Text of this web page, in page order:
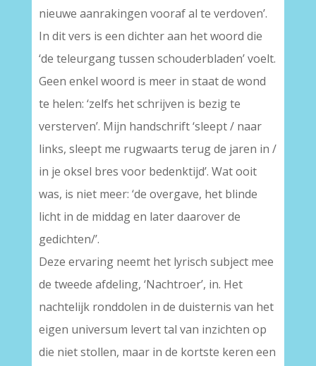
nieuwe aanrakingen vooraf al te verdoven’.
In dit vers is een dichter aan het woord die
‘de teleurgang tussen schouderbladen’ voelt.
Geen enkel woord is meer in staat de wond
te helen: ‘zelfs het schrijven is bezig te
versterven’. Mijn handschrift ‘sleept / naar
links, sleept me rugwaarts terug de jaren in /
in je oksel bres voor bedenktijd’. Wat ooit
was, is niet meer: ‘de overgave, het blinde
licht in de middag en later daarover de
gedichten/’.
Deze ervaring neemt het lyrisch subject mee
de tweede afdeling, ‘Nachtroer’, in. Het
nachtelijk ronddolen in de duisternis van het
eigen universum levert tal van inzichten op
die niet stollen, maar in de kortste keren een